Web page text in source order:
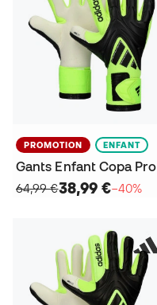
PROMOTION ENFANT
Gants Enfant Copa Pro
64,99 €38,99 €−40%